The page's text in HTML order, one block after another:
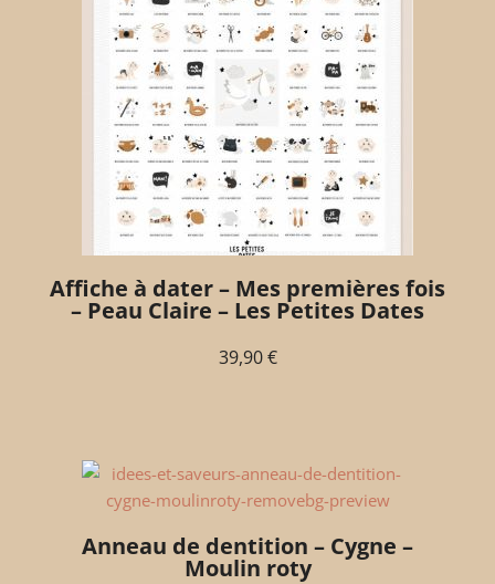
Affiche à dater – Mes premières fois
– Peau Claire – Les Petites Dates
39,90€
Anneau de dentition – Cygne –
Moulin roty